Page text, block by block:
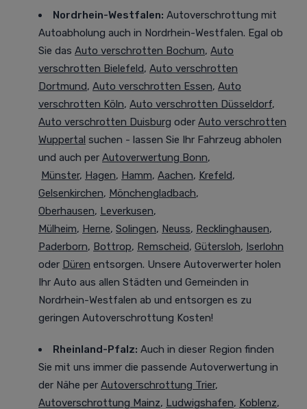
Nordrhein-Westfalen: Autoverschrottung mit
Autoabholung auch in Nordrhein-Westfalen. Egal ob
Sie das Auto verschrotten Bochum, Auto
verschrotten Bielefeld, Auto verschrotten
Dortmund, Auto verschrotten Essen, Auto
verschrotten Köln, Auto verschrotten Düsseldorf,
Auto verschrotten Duisburg oder Auto verschrotten
Wuppertal suchen - lassen Sie Ihr Fahrzeug abholen
und auch per Autoverwertung Bonn,
Münster, Hagen, Hamm, Aachen, Krefeld,
Gelsenkirchen, Mönchengladbach,
Oberhausen, Leverkusen,
Mülheim, Herne, Solingen, Neuss, Recklinghausen,
Paderborn, Bottrop, Remscheid, Gütersloh, Iserlohn
oder Düren entsorgen. Unsere Autoverwerter holen
Ihr Auto aus allen Städten und Gemeinden in
Nordrhein-Westfalen ab und entsorgen es zu
geringen Autoverschrottung Kosten!
Rheinland-Pfalz: Auch in dieser Region finden
Sie mit uns immer die passende Autoverwertung in
der Nähe per Autoverschrottung Trier,
Autoverschrottung Mainz, Ludwigshafen, Koblenz,